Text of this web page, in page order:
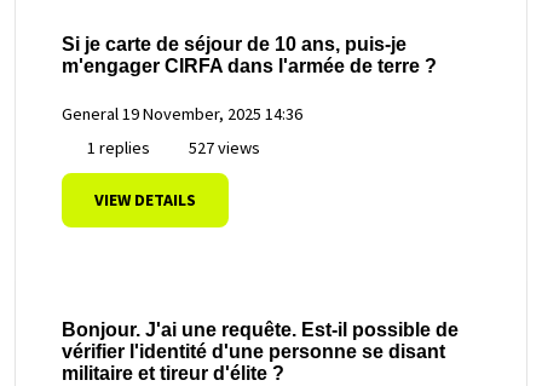
Si je carte de séjour de 10 ans, puis-je
m'engager CIRFA dans l'armée de terre ?
General19 November, 2025 14:36
1 replies
527 views
VIEW DETAILS
Bonjour. J'ai une requête. Est-il possible de
vérifier l'identité d'une personne se disant
militaire et tireur d'élite ?